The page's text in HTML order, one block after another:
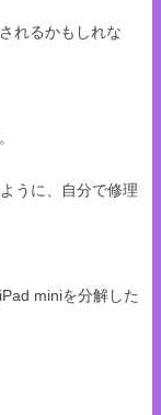
れるかもしれな
うに、自分で修理
miniを分解した